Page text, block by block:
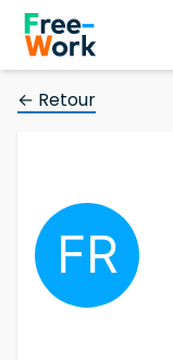
← Retour